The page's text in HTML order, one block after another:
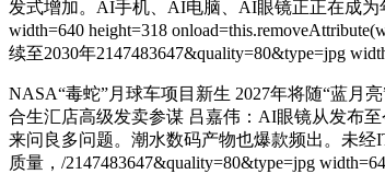
发式增加。AI手机、AI电脑、AI眼镜正正在成为
width=640 height=318
续至2030年2147483647&quality=80&type=jpg
NASA“毒蛇”月球车项目新生 2027年将随“蓝月亮
合生汇店高级发卖参谋 吕嘉伟：AI眼镜从发布至
来问良多问题。潮水数码产物也爆款频出。未经
质量，/2147483647&quality=80&type=jpg